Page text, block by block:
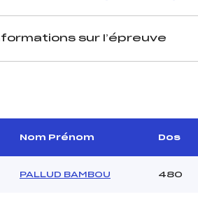
sur l’épreuve
:
:
Nom Prénom Dos
PALLUD BAMBOU 480